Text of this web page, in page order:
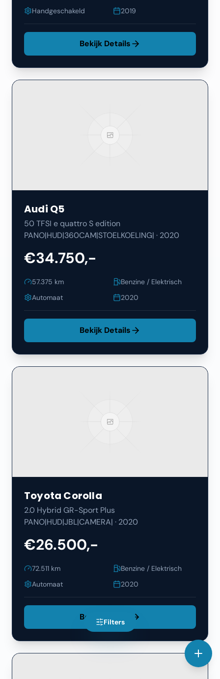
Handgeschakeld
2019
Bekijk Details
Audi Q5
50 TFSI e quattro S edition
PANO|HUD|360CAM|STOELKOELING| · 2020
€34.750,-
57.375 km
Benzine / Elektrisch
Automaat
2020
Bekijk Details
Toyota Corolla
2.0 Hybrid GR-Sport Plus
PANO|HUD|JBL|CAMERA| · 2020
€26.500,-
72.511 km
Benzine / Elektrisch
Automaat
2020
Bekijk Details
Filters